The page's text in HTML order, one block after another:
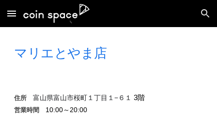
Skip to main content Skip to navigation
マリエとやま 店
住所富山県富山市桜町１丁目１−６１ 3階
営業時間 10:00～20:00